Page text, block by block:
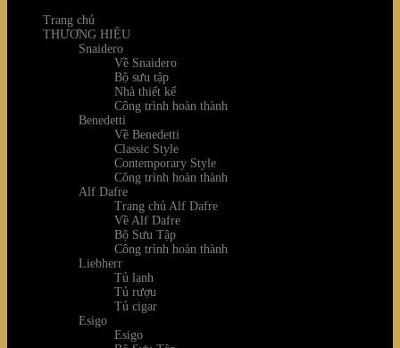
Trang chủ
THƯƠNG HIỆU
Snaidero
Về Snaidero
Bộ sưu tập
Nhà thiết kế
Công trình hoàn thành
Benedetti
Về Benedetti
Classic Style
Contemporary Style
Công trình hoàn thành
Alf Dafre
Trang chủ Alf Dafre
Về Alf Dafre
Bộ Sưu Tập
Công trình hoàn thành
Liebherr
Tủ lạnh
Tủ rượu
Tủ cigar
Esigo
Esigo